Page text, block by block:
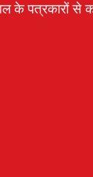
के पत्रकारों से